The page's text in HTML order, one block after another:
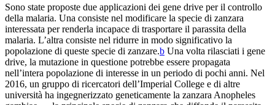
Sono state proposte due applicazioni dei gene drive per il controllo
della malaria. Una consiste nel modificare la specie di zanzara
interessata per renderla incapace di trasportare il parassita della
malaria. L’altra consiste nel ridurre in modo significativo la
popolazione di queste specie di zanzare.⁠b Una volta rilasciati i gene
drive, la mutazione in questione potrebbe essere propagata
nell’intera popolazione di interesse in un periodo di pochi anni. Nel
2016, un gruppo di ricercatori dell’Imperial College e di altre
università ha ingegnerizzato geneticamente la zanzara Anopheles